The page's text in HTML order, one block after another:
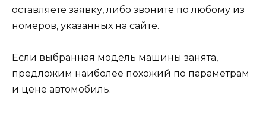
оставляете заявку, либо звоните по любому из
номеров, указанных на сайте.
Если выбранная модель машины занята,
предложим наиболее похожий по параметрам
и цене автомобиль.